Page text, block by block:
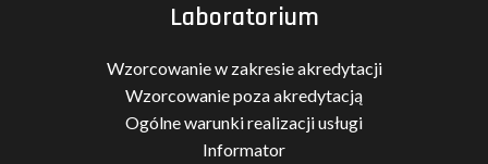
Laboratorium
Wzorcowanie w zakresie akredytacji
Wzorcowanie poza akredytacją
Ogólne warunki realizacji usługi
Informator